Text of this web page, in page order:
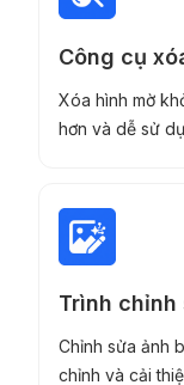
Công cụ
Xóa hình mờ
hơn và dễ sử
Trình chỉnh
Chỉnh sửa ảnh
chỉnh và cải